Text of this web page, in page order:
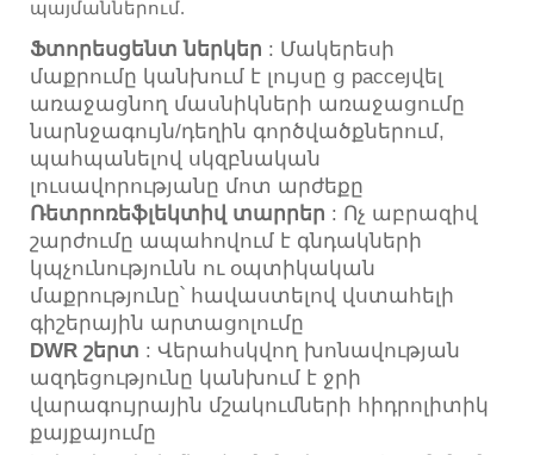
պայմաններում.
Ֆտորեսցենտ ներկեր : Մակերեսի
մաքրումը կանխում է լույսը ց рассеյվել
առաջացնող մասնիկների առաջացումը
նարնջագույն/դեղին գործվածքներում,
պահպանելով սկզբնական
լուսավորությանը մոտ արժեքը
Ռետրոռեֆլեկտիվ տարրեր : Ոչ աբրազիվ
շարժումը ապահովում է գնդակների
կպչունությունն ու օպտիկական
մաքրությունը՝ հավաստելով վստահելի
գիշերային արտացոլումը
DWR շերտ : Վերահսկվող խոնավության
ազդեցությունը կանխում է ջրի
վարագույրային մշակումների հիդրոլիտիկ
քայքայումը